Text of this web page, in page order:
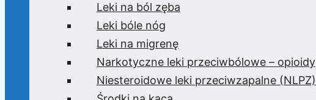
Leki na ból zęba
Leki bóle nóg
Leki na migrenę
Narkotyczne leki przeciwbólowe – opioidy
Niesteroidowe leki przeciwzapalne (NLPZ)